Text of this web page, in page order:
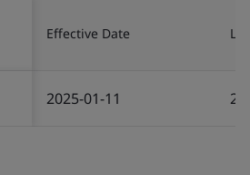
Effective Date
2025-01-11